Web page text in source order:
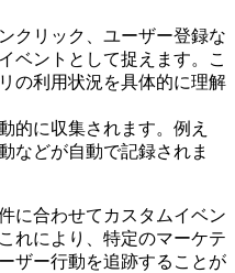
クリック、ユーザー登録な
ベントとして捉えます。こ
の利用状況を具体的に理解
的に収集されます。例え
などが自動で記録されま
に合わせてカスタムイベン
れにより、特定のマーケテ
ザー行動を追跡することが